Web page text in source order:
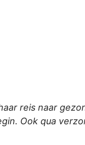
reis naar
Ook qua